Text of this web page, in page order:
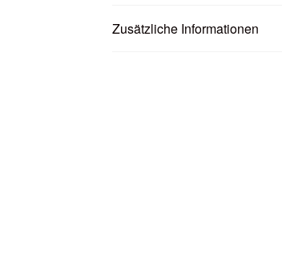
Zusätzliche Informationen